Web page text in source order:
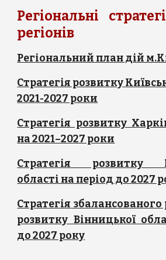
Регіональні
регіонів
Регіональний план дій
Стратегія розвитку
2021-2027 роки
Стратегія розвитку
на 2021–2027 роки
Стратегія розвитку
області на період до 2027
Стратегія збалансованого
розвитку Вінницької
до 2027 року